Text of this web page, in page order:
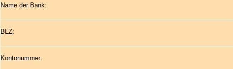
Name der Bank:
BLZ:
Kontonummer: